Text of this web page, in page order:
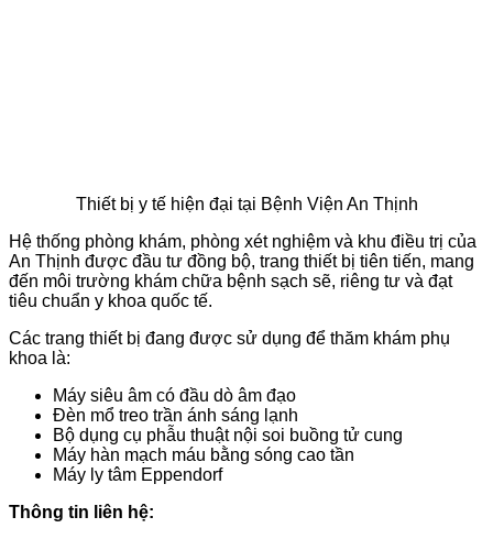
Thiết bị y tế hiện đại tại Bệnh Viện An Thịnh
Hệ thống phòng khám, phòng xét nghiệm và khu điều trị của
An Thịnh được đầu tư đồng bộ, trang thiết bị tiên tiến, mang
đến môi trường khám chữa bệnh sạch sẽ, riêng tư và đạt
tiêu chuẩn y khoa quốc tế.
Các trang thiết bị đang được sử dụng để thăm khám phụ
khoa là:
Máy siêu âm có đầu dò âm đạo
Đèn mổ treo trần ánh sáng lạnh
Bộ dụng cụ phẫu thuật nội soi buồng tử cung
Máy hàn mạch máu bằng sóng cao tần
Máy ly tâm Eppendorf
Thông tin liên hệ: